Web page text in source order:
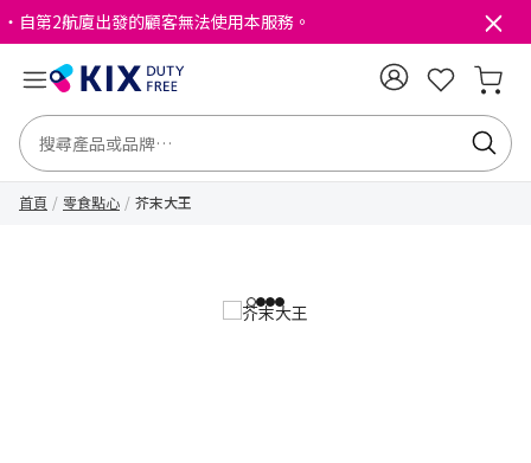
・自第2航廈出發的顧客無法使用本服務。
首頁 零食點心 芥末大王
1234